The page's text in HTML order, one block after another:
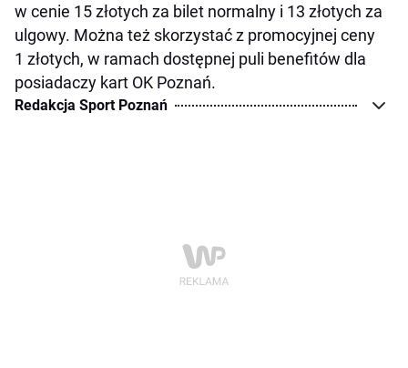
w cenie 15 złotych za bilet normalny i 13 złotych za
ulgowy. Można też skorzystać z promocyjnej ceny
1 złotych, w ramach dostępnej puli benefitów dla
posiadaczy kart OK Poznań.
Redakcja Sport Poznań